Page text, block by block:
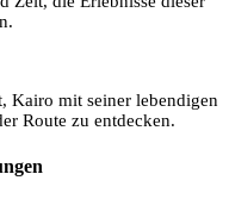
Kairo mit seiner lebendigen
Route zu entdecken.